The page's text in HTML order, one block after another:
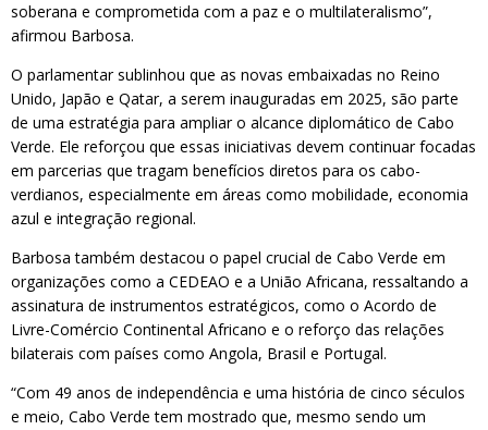
soberana e comprometida com a paz e o multilateralismo”,
afirmou Barbosa.
O parlamentar sublinhou que as novas embaixadas no Reino
Unido, Japão e Qatar, a serem inauguradas em 2025, são parte
de uma estratégia para ampliar o alcance diplomático de Cabo
Verde. Ele reforçou que essas iniciativas devem continuar focadas
em parcerias que tragam benefícios diretos para os cabo-
verdianos, especialmente em áreas como mobilidade, economia
azul e integração regional.
Barbosa também destacou o papel crucial de Cabo Verde em
organizações como a CEDEAO e a União Africana, ressaltando a
assinatura de instrumentos estratégicos, como o Acordo de
Livre-Comércio Continental Africano e o reforço das relações
bilaterais com países como Angola, Brasil e Portugal.
“Com 49 anos de independência e uma história de cinco séculos
e meio, Cabo Verde tem mostrado que, mesmo sendo um